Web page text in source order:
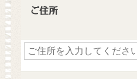
ご住所